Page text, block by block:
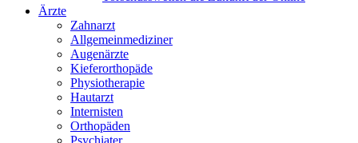
Ärzte
Zahnarzt
Allgemeinmediziner
Augenärzte
Kieferorthopäde
Physiotherapie
Hautarzt
Internisten
Orthopäden
Psychiater